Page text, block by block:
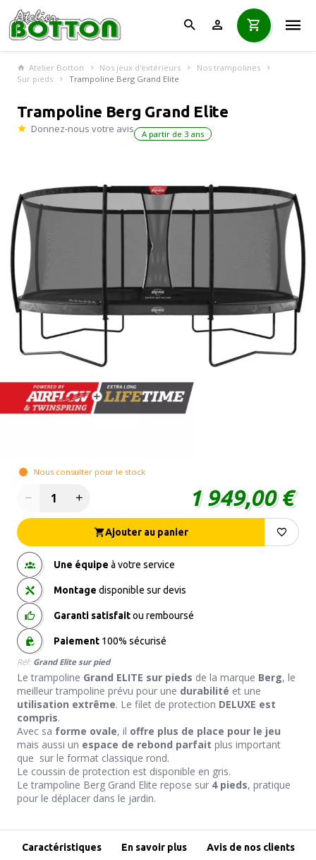
Atelier Botton Nos jeux d'extérieurs
Nos trampolines
Sur pieds
Trampoline Berg Grand Elite
Trampoline Berg Grand Elite
Donnez-nous votre avis A partir de 3 ans
Nous consulter pour le stock
Quantité 1 949,00 €
Ajouter au panier
Une équipe à votre service
Montage disponible sur devis
Garanti satisfaitou remboursé
Paiement 100% sécurisé
Réf: Grand Elite sur pied
Le trampoline Grand ELITE sur pieds de la marque Berg, le
meilleur trampoline prévu pour une durabilité et une
utilisation extrême. Le filet de protection DELUXE est
compris.
Avec sa forme ovale, il offre plus de place pour le jeu
mais aussi un espace de rebond parfait plus important
que sur le format classique rond.
Le coussin de protection est disponible en gris.
Le trampoline Berg Grand Elite repose sur 4 pieds, pratique
pour le déplacer dans le jardin.
Caractéristiques En savoir plus Avis de nos clients